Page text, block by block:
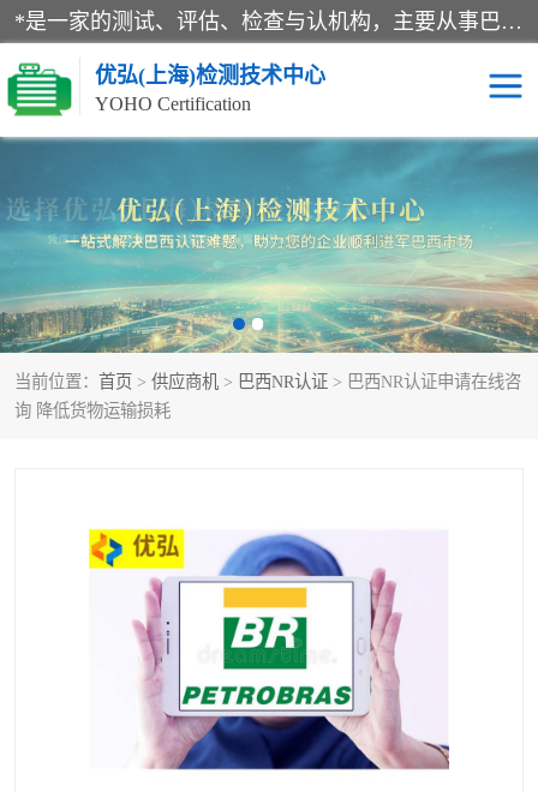
*是一家的测试、评估、检查与认机构，主要从事巴西NR10认证、NR12认证、NR13认证；ANATEL认证、INMTRO认证，欧盟CE认证：MD认证，PED认证，MID认证，ATEX认证，德国蓝色天使认证。
优弘(上海)检测技术中心
YOHO Certification
当前位置： 首页 > 供应商机 > 巴西NR认证 > 巴西NR认证申请在线咨
询 降低货物运输损耗
RECYCLASS认证 NR10认证
NR12认证 NR13认证
ART认证 巴西NR认证
巴西认证 RETIE认证